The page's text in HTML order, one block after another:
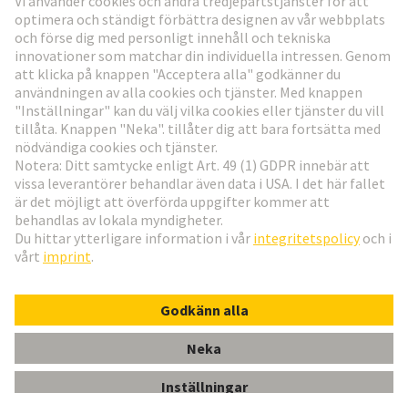
Gå till registrering
Social Media
Sverige
© Teknologi-koncernen HARTING
ImprintIntegritetspolicy
Kundinformation